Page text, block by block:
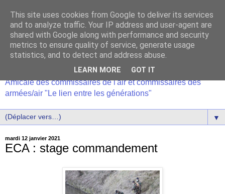
Amicale des commissaires de l'air et commissaires des
armées/air "Le lien entre les générations"
▼
mardi 12 janvier 2021
ECA : stage commandement
This site uses cookies from Google to deliver its services
and to analyze traffic. Your IP address and user-agent are
shared with Google along with performance and security
metrics to ensure quality of service, generate usage
statistics, and to detect and address abuse.
LEARN MORE GOT IT